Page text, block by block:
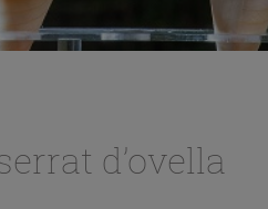
d’ovella